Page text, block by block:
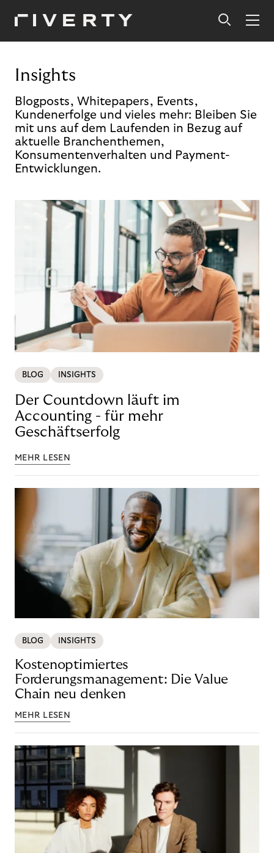
Insights
Blogposts, Whitepapers, Events,
Kundenerfolge und vieles mehr: Bleiben Sie
mit uns auf dem Laufenden in Bezug auf
aktuelle Branchenthemen,
Konsumentenverhalten und Payment-
Entwicklungen.
BLOG INSIGHTS
Der Countdown läuft im
Accounting - für mehr
Geschäftserfolg
MEHR LESEN
BLOG INSIGHTS
Kostenoptimiertes
Forderungsmanagement: Die Value
Chain neu denken
MEHR LESEN